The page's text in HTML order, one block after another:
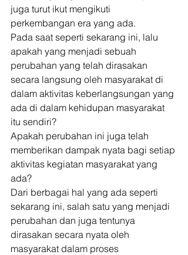
juga turut ikut mengikuti
perkembangan era yang ada.
Pada saat seperti sekarang ini, lalu
apakah yang menjadi sebuah
perubahan yang telah dirasakan
secara langsung oleh masyarakat di
dalam aktivitas keberlangsungan yang
ada di dalam kehidupan masyarakat
itu sendiri?
Apakah perubahan ini juga telah
memberikan dampak nyata bagi setiap
aktivitas kegiatan masyarakat yang
ada?
Dari berbagai hal yang ada seperti
sekarang ini, salah satu yang menjadi
perubahan dan juga tentunya
dirasakan secara nyata oleh
masyarakat dalam proses